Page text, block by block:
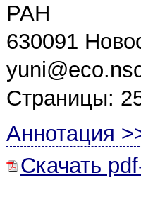
РАН
630091
Страницы:
Аннотация
Скачать